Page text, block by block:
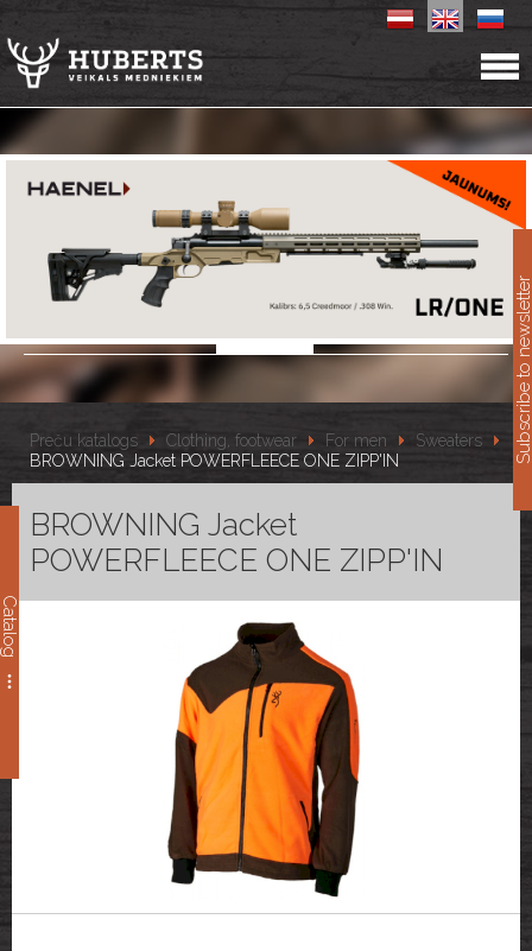
Catalog
Preču katalogs Clothing, footwear For men
Sweaters
BROWNING Jacket POWERFLEECE ONE ZIPP'IN
BROWNING Jacket
POWERFLEECE ONE ZIPP'IN
Subscribe